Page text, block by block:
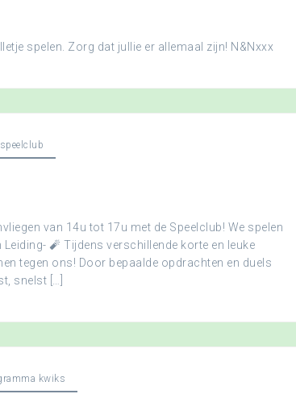
spelen. Zorg dat jullie er allemaal zijn! N&Nxxx
van 14u tot 17u met de Speelclub! We spelen
🧨 Tijdens verschillende korte en leuke
tegen ons! Door bepaalde opdrachten en duels
snelst […]
kwiks